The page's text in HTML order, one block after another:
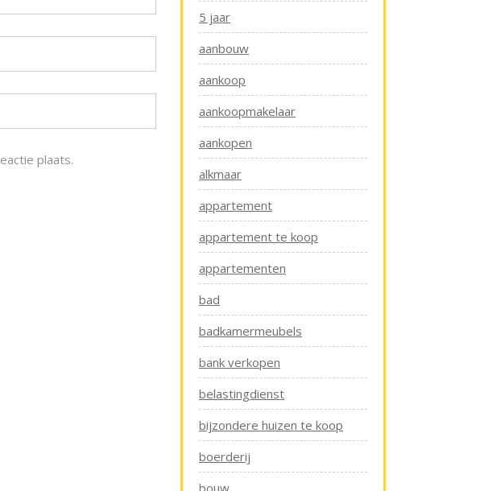
plaats.
5 jaar
aanbouw
aankoop
aankoopmakelaar
aankopen
alkmaar
appartement
appartement te koop
appartementen
bad
badkamermeubels
bank verkopen
belastingdienst
bijzondere huizen te koop
boerderij
bouw